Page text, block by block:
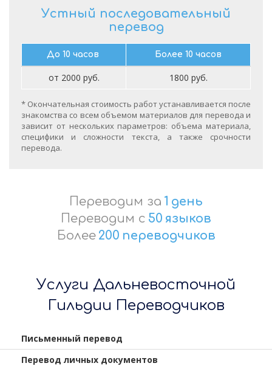
Устный последовательный
перевод
До 10 часов Более 10 часов
от 2000 руб. 1800 руб.
* Окончательная стоимость работ устанавливается после
знакомства со всем объемом материалов для перевода и
зависит от нескольких параметров: объема материала,
специфики и сложности текста, а также срочности
перевода.
Переводим за 1 день
Переводим с 50 языков
Более 200 переводчиков
Услуги Дальневосточной
Гильдии Переводчиков
Письменный перевод
Перевод личных документов